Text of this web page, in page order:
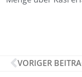
VORIGER